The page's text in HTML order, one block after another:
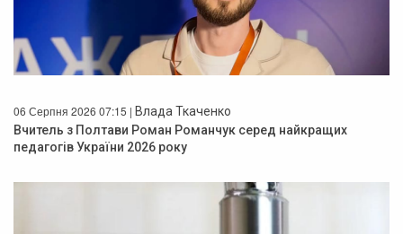
06 Серпня 2026 07:15 | Влада Ткаченко
Вчитель з Полтави Роман Романчук серед найкращих
педагогів України 2026 року